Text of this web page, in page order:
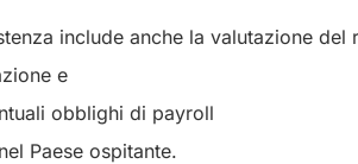
include anche la valutazione del
e
obblighi di payroll
Paese ospitante.